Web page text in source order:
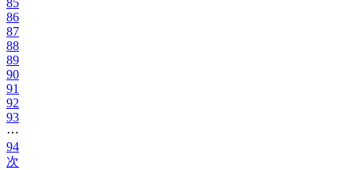
85
86
87
88
89
90
91
92
93
⋯
94
次